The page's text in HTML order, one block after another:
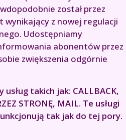
został przez
wynikający z nowej regulacji
Udostępniamy
abonentów przez
zwiększenia odgórnie
usług takich jak: CALLBACK,
STRONĘ, MAIL. Te usługi
tak jak do tej pory.